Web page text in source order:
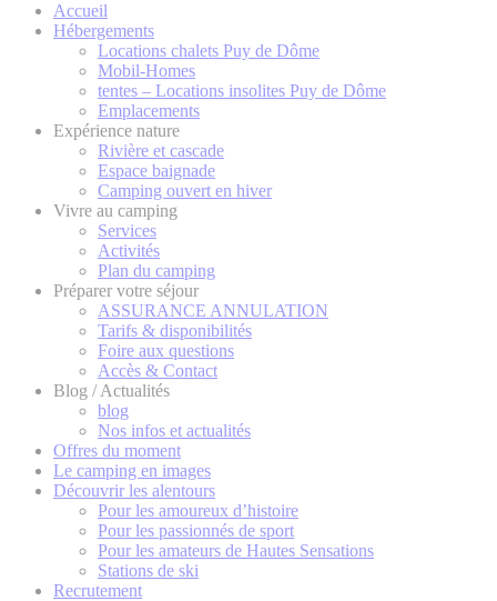
Accueil
Hébergements
Locations chalets Puy de Dôme
Mobil-Homes
tentes – Locations insolites Puy de Dôme
Emplacements
Expérience nature
Rivière et cascade
Espace baignade
Camping ouvert en hiver
Vivre au camping
Services
Activités
Plan du camping
Préparer votre séjour
ASSURANCE ANNULATION
Tarifs & disponibilités
Foire aux questions
Accès & Contact
Blog / Actualités
blog
Nos infos et actualités
Offres du moment
Le camping en images
Découvrir les alentours
Pour les amoureux d’histoire
Pour les passionnés de sport
Pour les amateurs de Hautes Sensations
Stations de ski
Recrutement